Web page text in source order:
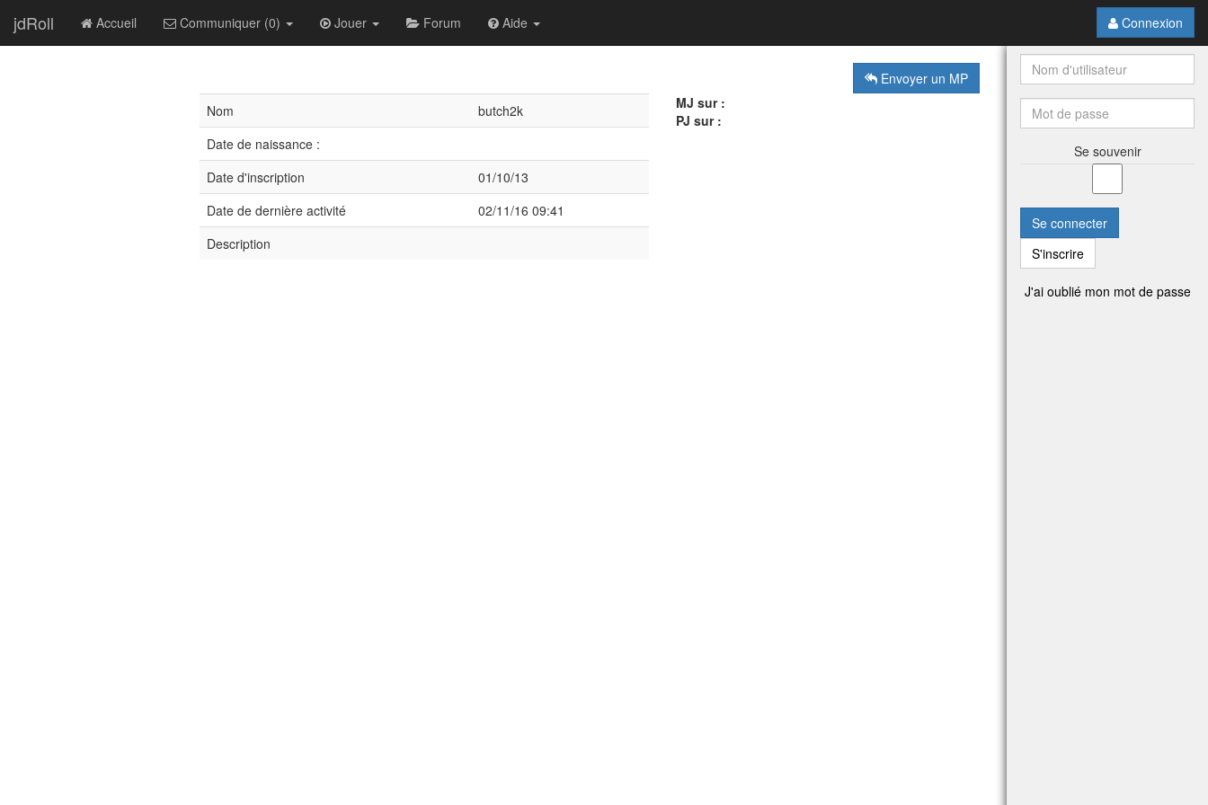
jdRoll Accueil Communiquer (0) Jouer Forum Aide Connexion
Envoyer un MP
Nom
butch2k
Date de naissance :
Date d'inscription
01/10/13
Date de dernière activité
02/11/16 09:41
Description
MJ sur :
PJ sur :
Se souvenir
Se connecter
S'inscrire
J'ai oublié mon mot de passe